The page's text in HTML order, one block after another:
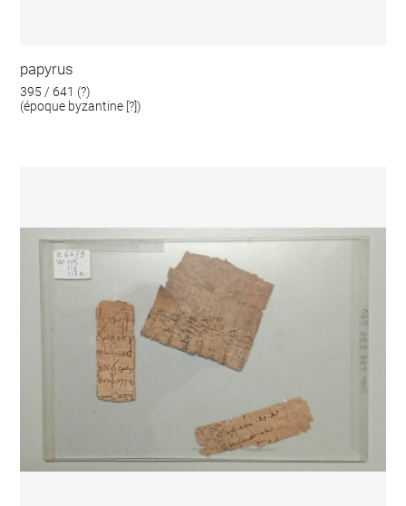
papyrus
395 / 641 (?)
(époque byzantine [?])